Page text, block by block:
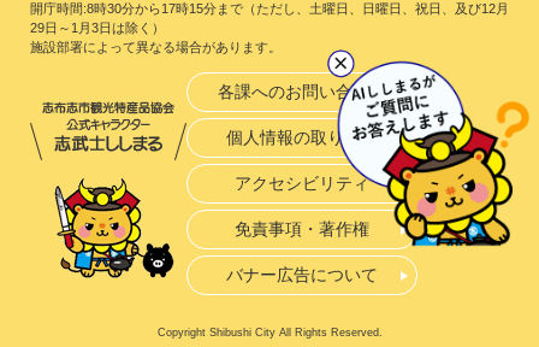
開庁時間:8時30分から17時15分まで（ただし、土曜日、日曜日、祝日、及び12月
29日～1月3日は除く）
施設部署によって異なる場合があります。
各課へのお問い合わせ
個人情報の取り扱い
アクセシビリティ
免責事項・著作権
バナー広告について
Copyright Shibushi City All Rights Reserved.